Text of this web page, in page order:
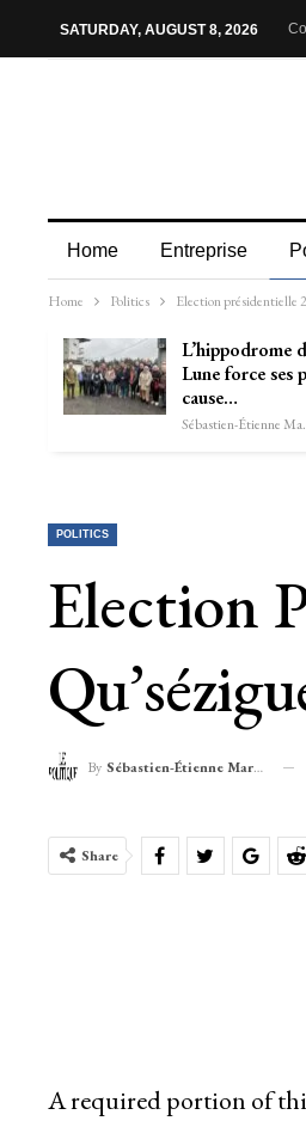
SATURDAY, AUGUST 8, 2026
Home Entreprise
Home Politics Election présidentielle
L’hippodrome
Lune force ses
cause…
POLITICS
Election
By Sébastien-Étienne Marechal
Share
A required portion of